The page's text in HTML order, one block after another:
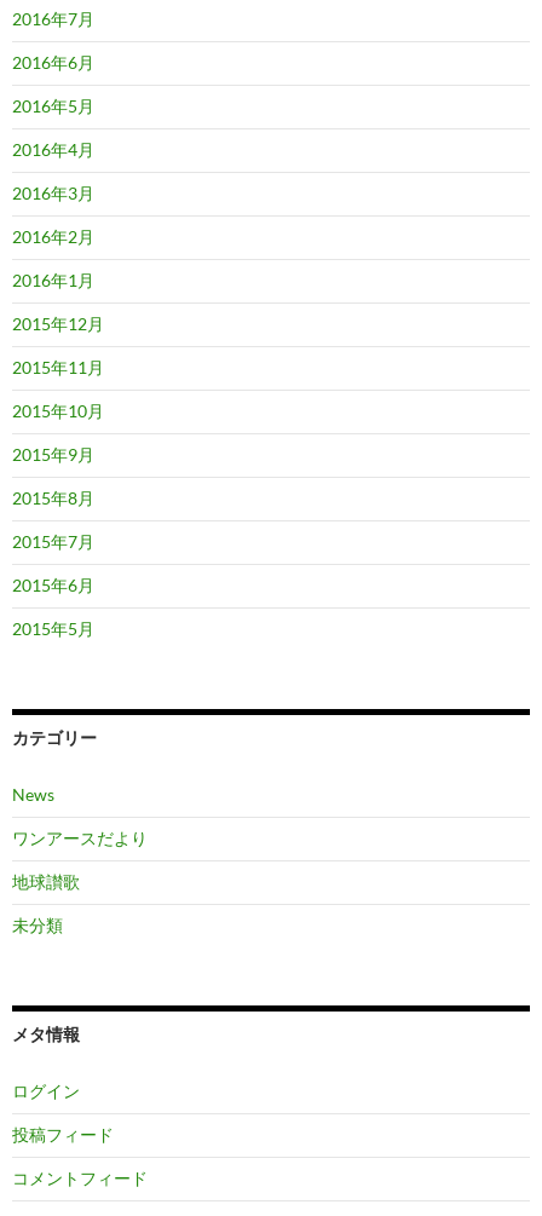
2016年7月
2016年6月
2016年5月
2016年4月
2016年3月
2016年2月
2016年1月
2015年12月
2015年11月
2015年10月
2015年9月
2015年8月
2015年7月
2015年6月
2015年5月
カテゴリー
News
ワンアースだより
地球讃歌
未分類
メタ情報
ログイン
投稿フィード
コメントフィード